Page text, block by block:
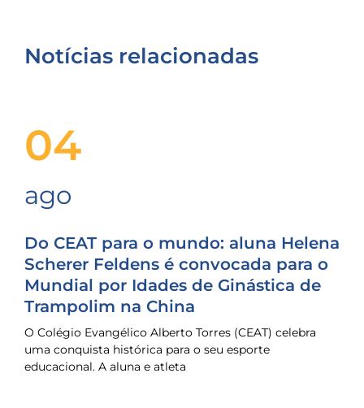
Notícias relacionadas
04
ago
Do CEAT para o mundo: aluna Helena
Scherer Feldens é convocada para o
Mundial por Idades de Ginástica de
Trampolim na China
O Colégio Evangélico Alberto Torres (CEAT) celebra
uma conquista histórica para o seu esporte
educacional. A aluna e atleta